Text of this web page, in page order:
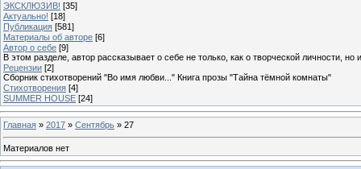
ЭКСКЛЮЗИВ! [35]
Актуально! [18]
Публикация [581]
Материалы об авторе [6]
Автор о себе [9]
В этом разделе, автор рассказывает о себе не только, как о творческой личности,
Рецензии [2]
Сборник стихотворений "Во имя любви..." Книга прозы "Тайна тёмной комнаты"
Стихотворения [4]
SUMMER HOUSE [24]
Главная » 2017 » Сентябрь » 27
Материалов нет